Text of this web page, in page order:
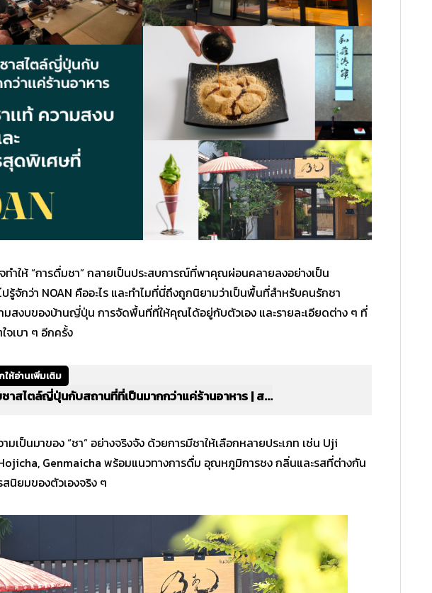
ทำให้ “การดื่มชา” กลายเป็นประสบการณ์ที่พาคุณผ่อนคลายลงอย่างเป็น
จักว่า NOAN คืออะไร และทำไมที่นี่ถึงถูกนิยามว่าเป็นพื้นที่สำหรับคนรักชา
ามสงบของบ้านญี่ปุ่น การจัดพื้นที่ที่ให้คุณได้อยู่กับตัวเอง และรายละเอียดต่าง ๆ ที่
จเบา ๆ อีกครั้ง
ห้อ่านเพิ่มเติม
าสไตล์ญี่ปุ่นกับสถานที่ที่เป็นมากกว่าแค่ร้านอาหาร | ส...
มเป็นมาของ “ชา” อย่างจริงจัง ด้วยการมีชาให้เลือกหลายประเภท เช่น Uji
Genmaicha พร้อมแนวทางการดื่ม อุณหภูมิการชง กลิ่นและรสที่ต่างกัน
นิยมของตัวเองจริง ๆ